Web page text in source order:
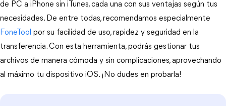
de PC a iPhone sin iTunes, cada una con sus ventajas según tus
necesidades. De entre todas, recomendamos especialmente
FoneTool por su facilidad de uso, rapidez y seguridad en la
transferencia. Con esta herramienta, podrás gestionar tus
archivos de manera cómoda y sin complicaciones, aprovechando
al máximo tu dispositivo iOS. ¡No dudes en probarla!